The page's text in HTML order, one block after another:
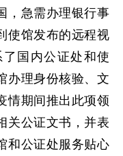
，急需办理银行事
使馆发布的远程视
国内公证处和使
办理身份核验、文
情期间推出此项领
关公证文书，并表
和公证处服务贴心